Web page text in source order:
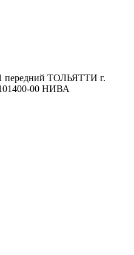
передний ТОЛЬЯТТИ г.
00 НИВА